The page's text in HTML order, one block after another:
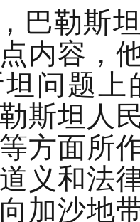
巴勒斯
内容，
问题
斯坦人
方面所
义和法
加沙地